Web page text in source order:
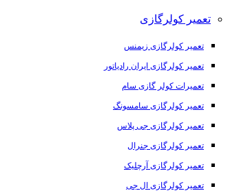
تعمیر کولرگازی
تعمیر کولرگازی زیمنس
تعمیر کولرگازی ایران رادیاتور
تعمیرات کولر گازی سام
تعمیر کولرگازی سامسونگ
تعمیر کولرگازی جی پلاس
تعمیر کولرگازی جنرال
تعمیر کولرگازی آرچلیک
تعمیر کولرگازی ال جی